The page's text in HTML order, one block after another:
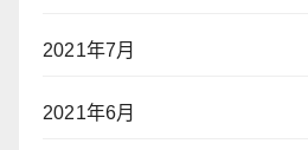
2021年7月
2021年6月